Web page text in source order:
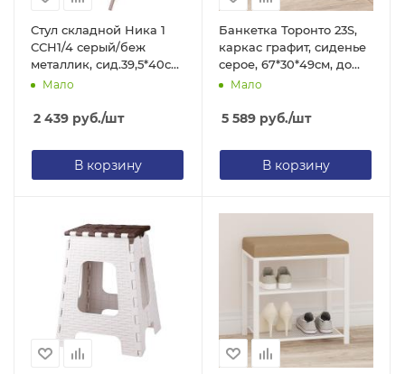
Стул складной Ника 1
ССН1/4 серый/беж
металлик, сид.39,5*40см,
сталь/экокожа, h=48см
Мало
2 439 руб./шт
В корзину
Банкетка Торонто 23S,
каркас графит, сиденье
серое, 67*30*49см, до
120кг БТ23СГрС ЗМИ
Мало
5 589 руб./шт
В корзину